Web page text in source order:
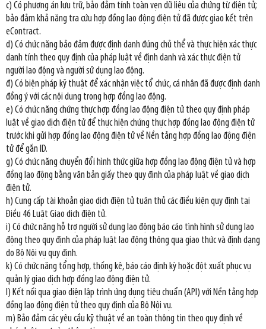
c) Có phương án lưu trữ, bảo đảm tính toàn vẹn dữ liệu của chứng từ điện tử;
bảo đảm khả năng tra cứu hợp đồng lao động điện tử đã được giao kết trên
eContract.
d) Có chức năng bảo đảm được định danh đúng chủ thể và thực hiện xác thực
danh tính theo quy định của pháp luật về định danh và xác thực điện tử
người lao động và người sử dụng lao động.
đ) Có biện pháp kỹ thuật để xác nhận việc tổ chức, cá nhân đã được định danh
đồng ý với các nội dung trong hợp đồng lao động.
e) Có chức năng chứng thực hợp đồng lao động điện tử theo quy định pháp
luật về giao dịch điện tử để thực hiện chứng thực hợp đồng lao động điện tử
trước khi gửi hợp đồng lao động điện tử về Nền tảng hợp đồng lao động điện
tử để gắn ID.
g) Có chức năng chuyển đổi hình thức giữa hợp đồng lao động điện tử và hợp
đồng lao động bằng văn bản giấy theo quy định của pháp luật về giao dịch
điện tử.
h) Cung cấp tài khoản giao dịch điện tử tuân thủ các điều kiện quy định tại
Điều 46 Luật Giao dịch điện tử.
i) Có chức năng hỗ trợ người sử dụng lao động báo cáo tình hình sử dụng lao
động theo quy định của pháp luật lao động thông qua giao thức và định dạng
do Bộ Nội vụ quy định.
k) Có chức năng tổng hợp, thống kê, báo cáo định kỳ hoặc đột xuất phục vụ
quản lý giao dịch hợp đồng lao động điện tử.
l) Kết nối qua giao diện lập trình ứng dụng tiêu chuẩn (API) với Nền tảng hợp
đồng lao động điện tử theo quy định của Bộ Nội vụ.
m) Bảo đảm các yêu cầu kỹ thuật về an toàn thông tin theo quy định về